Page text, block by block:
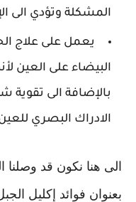
المشكلة وتؤدي الى
يعمل على علاج
البيضاء على العين
بالإضافة الى تقوية
الادراك البصري
الى هنا نكون قد وصلنا
بعنوان فوائد إكليل